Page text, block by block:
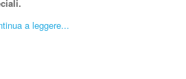
a leggere...